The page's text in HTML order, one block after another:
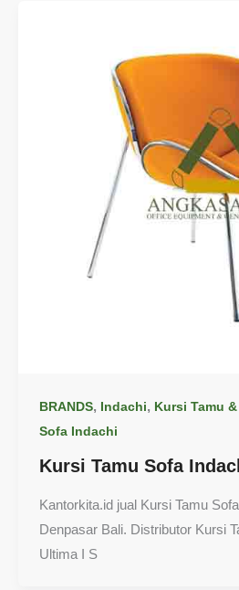
BRANDS, Indachi, Kursi Tamu
Sofa Indachi
Kursi Tamu Sofa
Kantorkita.id jual Kursi Tamu
Denpasar Bali. Distributor Kursi
Ultima I S